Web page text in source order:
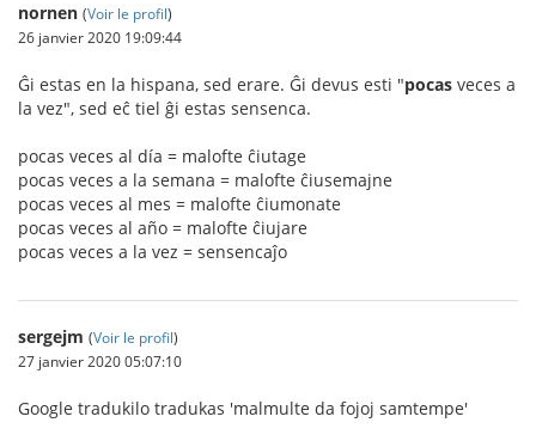
nornen (Voir le profil)
26 janvier 2020 19:09:44
Ĝi estas en la hispana, sed erare. Ĝi devus esti "pocas veces a
la vez", sed eĉ tiel ĝi estas sensenca.
pocas veces al día = malofte ĉiutage
pocas veces a la semana = malofte ĉiusemajne
pocas veces al mes = malofte ĉiumonate
pocas veces al año = malofte ĉiujare
pocas veces a la vez = sensencaĵo
sergejm (Voir le profil)
27 janvier 2020 05:07:10
Google tradukilo tradukas 'malmulte da fojoj samtempe'